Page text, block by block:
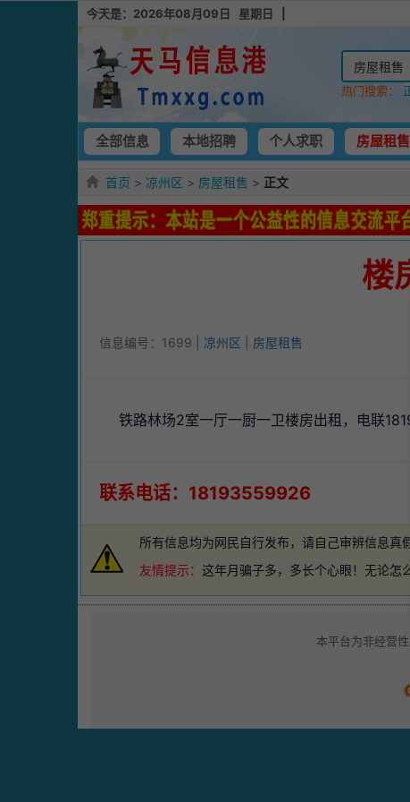
今天是：2026年08月09日 星期日 |
热门搜索：
全部信息 本地招聘 个人求职 房屋租售
首页 > 凉州区 > 房屋租售 > 正文
楼
信息编号：1699 | 凉州区 房屋租售
铁路林场2室一厅一厨一卫楼房出租，电联
联系电话：18193559926
所有信息均为网民自行发布，请自己审辨信息真假
友情提示： 这年月骗子多，多长个心眼！无论怎
本平台为非经营